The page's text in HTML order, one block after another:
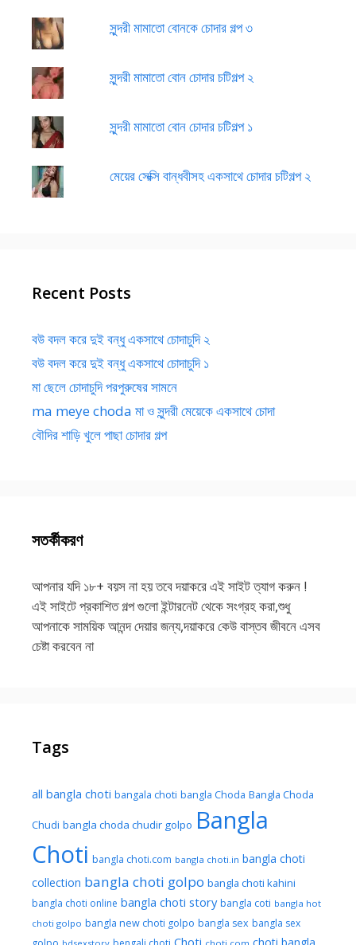
সুন্দরী মামাতো বোনকে চোদার গল্প ৩
সুন্দরী মামাতো বোন চোদার চটিগল্প ২
সুন্দরী মামাতো বোন চোদার চটিগল্প ১
মেয়ের সেক্সি বান্ধবীসহ একসাথে চোদার চটিগল্প ২
Recent Posts
বউ বদল করে দুই বন্ধু একসাথে চোদাচুদি ২
বউ বদল করে দুই বন্ধু একসাথে চোদাচুদি ১
মা ছেলে চোদাচুদি পরপুরুষের সামনে
ma meye choda মা ও সুন্দরী মেয়েকে একসাথে চোদা
বৌদির শাড়ি খুলে পাছা চোদার গল্প
সতর্কীকরণ
আপনার যদি ১৮+ বয়স না হয় তবে দয়াকরে এই সাইট ত্যাগ করুন !
এই সাইটে প্রকাশিত গল্প গুলো ইন্টারনেট থেকে সংগ্রহ করা,শুধু
আপনাকে সাময়িক আনন্দ দেয়ার জন্য,দয়াকরে কেউ বাস্তব জীবনে এসব
চেষ্টা করবেন না
Tags
all bangla choti bangala choti bangla Choda Bangla Choda
Chudi bangla choda chudir golpo Bangla
Choti bangla choti.com bangla choti.in bangla choti
collection bangla choti golpo bangla choti kahini
bangla choti online bangla choti story bangla coti bangla hot
choti golpo bangla new choti golpo bangla sex bangla sex
bdsexstory Choti choti.com choti bangla